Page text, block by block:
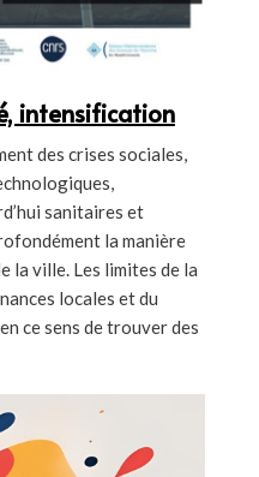
intensification
des crises sociales,
sanitaires et
la manière
la ville. Les limites de la
locales et du
ce sens de trouver des